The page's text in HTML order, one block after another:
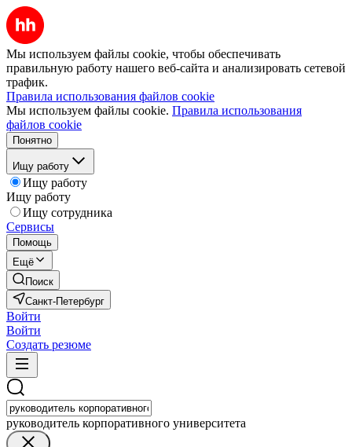
Мы используем файлы cookie, чтобы обеспечивать
правильную работу нашего веб-сайта и анализировать сетевой
трафик.
Правила использования файлов cookie
Мы используем файлы cookie. Правила использования
файлов cookie
Понятно
Ищу работу
Ищу работу
Ищу работу
Ищу сотрудника
Сервисы
Помощь
Ещё
Поиск
Санкт-Петербург
Войти
Войти
Создать резюме
руководитель корпоративного университета